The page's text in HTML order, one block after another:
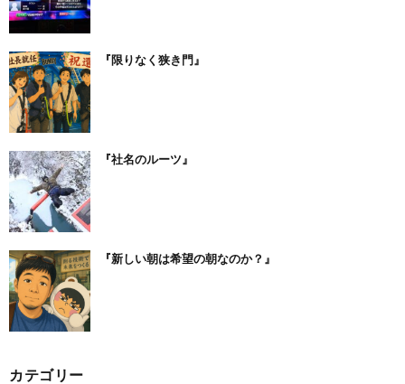
『限りなく狭き門』
『社名のルーツ』
『新しい朝は希望の朝なのか？』
カテゴリー